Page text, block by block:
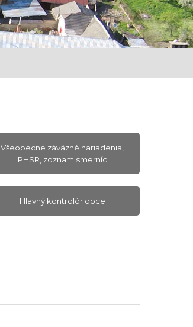
Všeobecne záväzné nariadenia,
PHSR, zoznam smerníc
Hlavný kontrolór obce